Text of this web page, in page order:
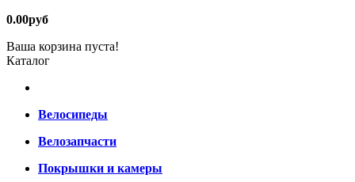
0.00руб
Ваша корзина пуста!
Каталог
Велосипеды
Велозапчасти
Покрышки и камеры